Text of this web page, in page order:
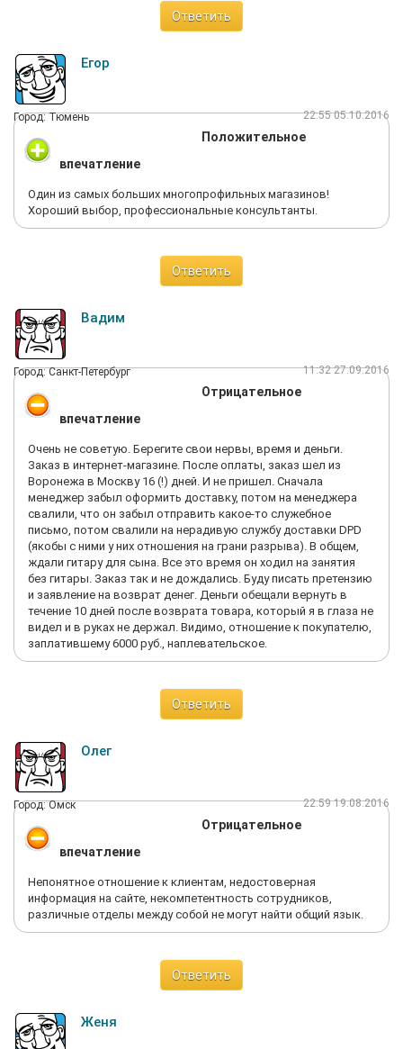
Ответить
Егор
Город: Тюмень 22:55 05.10.2016
Положительное
впечатление
Один из самых больших многопрофильных магазинов!
Хороший выбор, профессиональные консультанты.
Ответить
Вадим
Город: Санкт-Петербург 11:32 27.09.2016
Отрицательное
впечатление
Очень не советую. Берегите свои нервы, время и деньги.
Заказ в интернет-магазине. После оплаты, заказ шел из
Воронежа в Москву 16 (!) дней. И не пришел. Сначала
менеджер забыл оформить доставку, потом на менеджера
свалили, что он забыл отправить какое-то служебное
письмо, потом свалили на нерадивую службу доставки DPD
(якобы с ними у них отношения на грани разрыва). В общем,
ждали гитару для сына. Все это время он ходил на занятия
без гитары. Заказ так и не дождались. Буду писать претензию
и заявление на возврат денег. Деньги обещали вернуть в
течение 10 дней после возврата товара, который я в глаза не
видел и в руках не держал. Видимо, отношение к покупателю,
заплатившему 6000 руб., наплевательское.
Ответить
Олег
Город: Омск 22:59 19.08.2016
Отрицательное
впечатление
Непонятное отношение к клиентам, недостоверная
информация на сайте, некомпетентность сотрудников,
различные отделы между собой не могут найти общий язык.
Ответить
Женя